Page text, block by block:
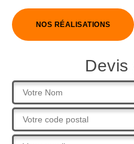
NOS RÉALISATIONS
Devis